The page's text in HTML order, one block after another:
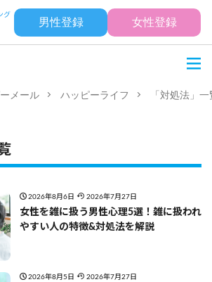
男性登録 女性登録
メール ハッピーライフ 「対処法」一
2026年8月6日 2026年7月27日
女性を雑に扱う男性心理5選！雑に扱われ
やすい人の特徴&対処法を解説
2026年8月5日 2026年7月27日